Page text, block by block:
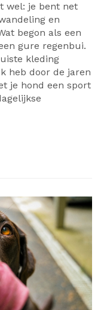
wel: je bent net
en
begon als een
gure regenbui.
kleding
heb door de jaren
je hond een sport